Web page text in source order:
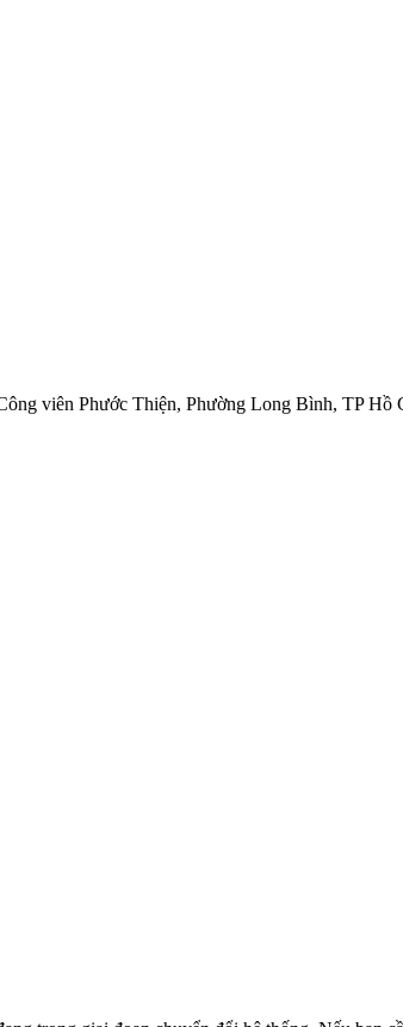
viên Phước Thiện, Phường Long Bình, TP Hồ